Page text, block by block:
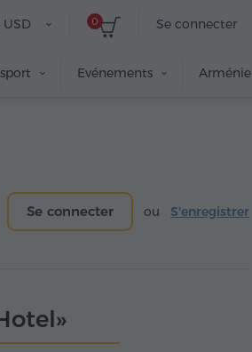
Se connecter
0
USD
Evénements Arménie
Se connecter ou S'enregistrer